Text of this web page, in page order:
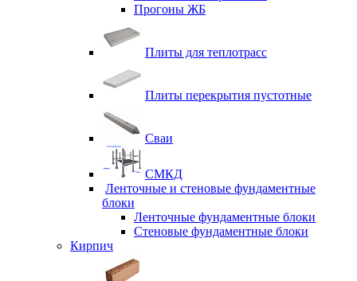
Прогоны ЖБ
Плиты для теплотрасс
Плиты перекрытия пустотные
Сваи
СМКД
Ленточные и стеновые фундаментные
блоки
Ленточные фундаментные блоки
Стеновые фундаментные блоки
Кирпич